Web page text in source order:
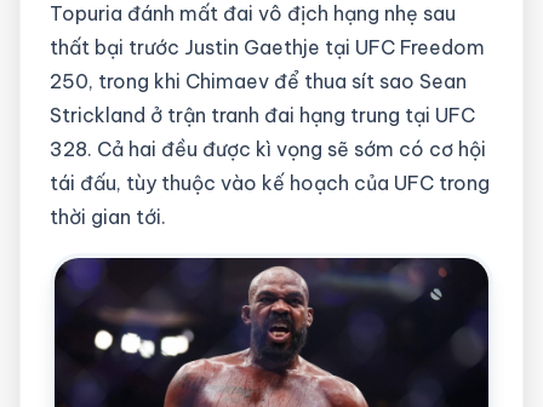
Topuria đánh mất đai vô địch hạng nhẹ sau
thất bại trước Justin Gaethje tại UFC Freedom
250, trong khi Chimaev để thua sít sao Sean
Strickland ở trận tranh đai hạng trung tại UFC
328. Cả hai đều được kì vọng sẽ sớm có cơ hội
tái đấu, tùy thuộc vào kế hoạch của UFC trong
thời gian tới.